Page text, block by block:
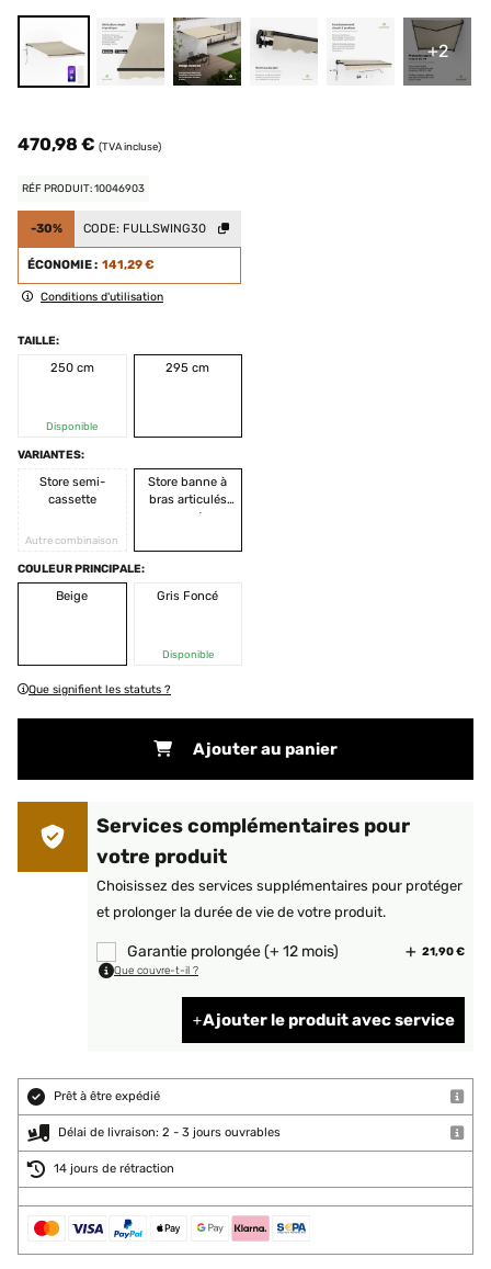
+2
470,98 € (TVA incluse)
RÉF PRODUIT: 10046903
-30% CODE: FULLSWING30
ÉCONOMIE : 141,29 €
Conditions d'utilisation
TAILLE:
250 cm
Disponible
295 cm
VARIANTES:
Store semi-
cassette
Autre combinaison
Store banne à
bras articulés
ouverts
COULEUR PRINCIPALE:
Beige
Gris Foncé
Disponible
Que signifient les statuts ?
Ajouter au panier
Services complémentaires pour
votre produit
Choisissez des services supplémentaires pour protéger
et prolonger la durée de vie de votre produit.
Garantie prolongée (+ 12 mois) 21,90 €
Que couvre-t-il ?
Ajouter le produit avec service
Prêt à être expédié
Délai de livraison: 2 - 3 jours ouvrables
14 jours de rétraction